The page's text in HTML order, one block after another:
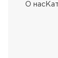
О нас